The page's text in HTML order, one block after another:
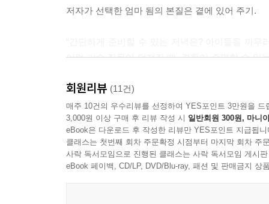
저자가 선택한 엄마 됨의 본질은 곁에 있어 주기.
이런 기습 질문이 던져질 때, 경험이 증명할 수 있
그저 내가 할 수 있는 것은 지금 함께 있기. 자다
따라나선다고 하면 귀찮아하지 않고 외투를 입혀
_ 다만 내가 할 수 있는 것(91쪽)
그런데도, 엄마란 늘 흔들린다. 내 육아 방식이
재도약하는 또래 여성들의 활약을 곁눈질하며 의
회원리뷰 (11건)
매주 10건의 우수리뷰를 선정하여 YES포인트 3만원을 드
3,000원 이상 구매 후 리뷰 작성 시 일반회원 300원, 마니
eBook은 다운로드 후 작성한 리뷰만 YES포인트 지급됩니
클래스는 첫번째 회차 주문확정 시점부터 마지막 회차 주
사락 독서모임으로 진행된 클래스는 사락 독서모임 게시
eBook 페이백, CD/LP, DVD/Blu-ray, 패션 및 판매금지 상